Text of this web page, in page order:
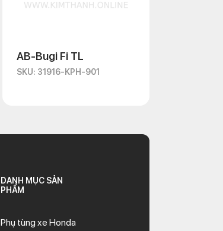
AB-Bugi Fi TL
SKU: 31916-KPH-901
DANH MỤC SẢN
PHẨM
Phụ tùng xe Honda